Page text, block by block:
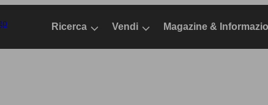
Ricerca Vendi Magazine &